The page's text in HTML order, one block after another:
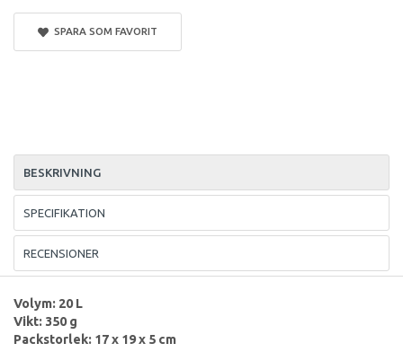
SPARA SOM FAVORIT
BESKRIVNING
SPECIFIKATION
RECENSIONER
Volym: 20 L
Vikt: 350 g
Packstorlek: 17 x 19 x 5 cm